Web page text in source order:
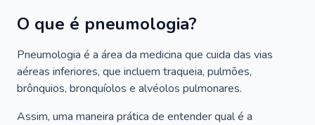
O que é pneumologia?
Pneumologia é a área da medicina que cuida das vias
aéreas inferiores, que incluem traqueia, pulmões,
brônquios, bronquíolos e alvéolos pulmonares.
Assim, uma maneira prática de entender qual é a